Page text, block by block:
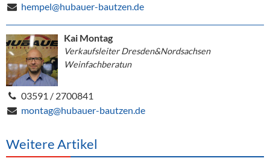
hempel@hubauer-bautzen.de
Kai Montag
Verkaufsleiter Dresden&Nordsachsen
Weinfachberatun
03591 / 2700841
montag@hubauer-bautzen.de
Weitere Artikel